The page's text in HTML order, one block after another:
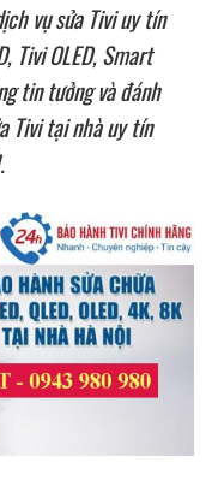
vụ sửa Tivi uy tín
Tivi OLED, Smart
tin tưởng và đánh
Tivi tại nhà uy tín